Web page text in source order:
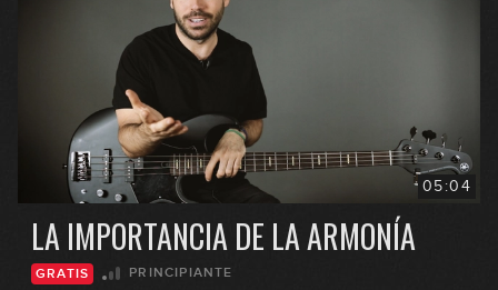
05:04
LA IMPORTANCIA DE LA ARMONÍA
GRATIS PRINCIPIANTE